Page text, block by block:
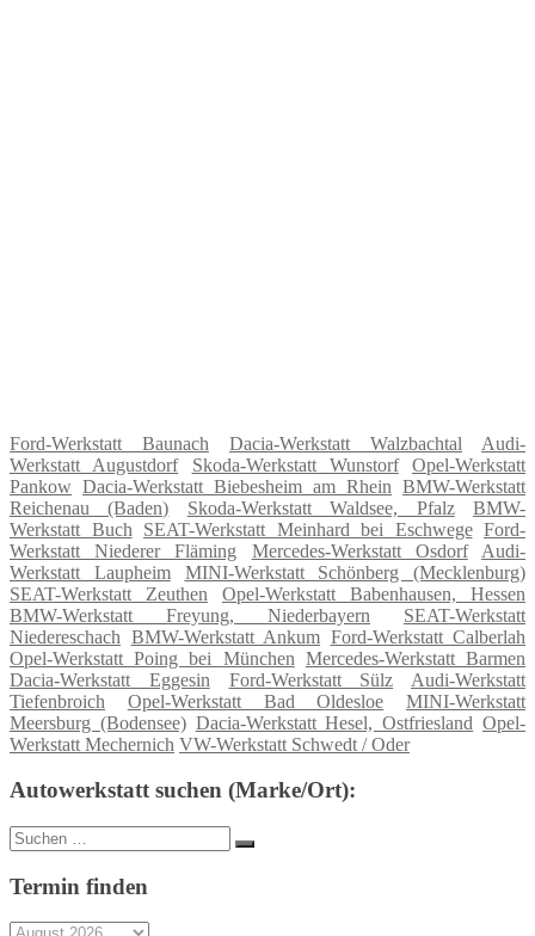
Ford-Werkstatt Baunach Dacia-Werkstatt Walzbachtal
Audi-
Werkstatt Augustdorf
Skoda-Werkstatt Wunstorf
Opel-Werkstatt
Pankow Dacia-Werkstatt Biebesheim am Rhein BMW-Werkstatt
Reichenau (Baden)
Skoda-Werkstatt Waldsee, Pfalz
BMW-
Werkstatt Buch
SEAT-Werkstatt Meinhard bei Eschwege Ford-
Werkstatt Niederer Fläming
Mercedes-Werkstatt Osdorf
Audi-
Werkstatt Laupheim
MINI-Werkstatt Schönberg (Mecklenburg)
SEAT-Werkstatt Zeuthen
Opel-Werkstatt Babenhausen, Hessen
BMW-Werkstatt Freyung, Niederbayern
SEAT-Werkstatt
Niedereschach BMW-Werkstatt Ankum Ford-Werkstatt Calberlah
Opel-Werkstatt Poing bei München Mercedes-Werkstatt Barmen
Dacia-Werkstatt Eggesin
Ford-Werkstatt Sülz
Audi-Werkstatt
Tiefenbroich
Opel-Werkstatt Bad Oldesloe
MINI-Werkstatt
Meersburg (Bodensee) Dacia-Werkstatt Hesel, Ostfriesland Opel-
Werkstatt Mechernich VW-Werkstatt Schwedt / Oder
Autowerkstatt suchen (Marke/Ort):
Suche
nach:
Suchen
Termin finden